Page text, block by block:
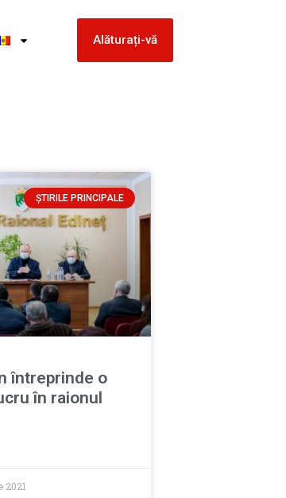
Alăturați-vă
ȘTIRILE PRINCIPALE
întreprinde o
în raionul
2021